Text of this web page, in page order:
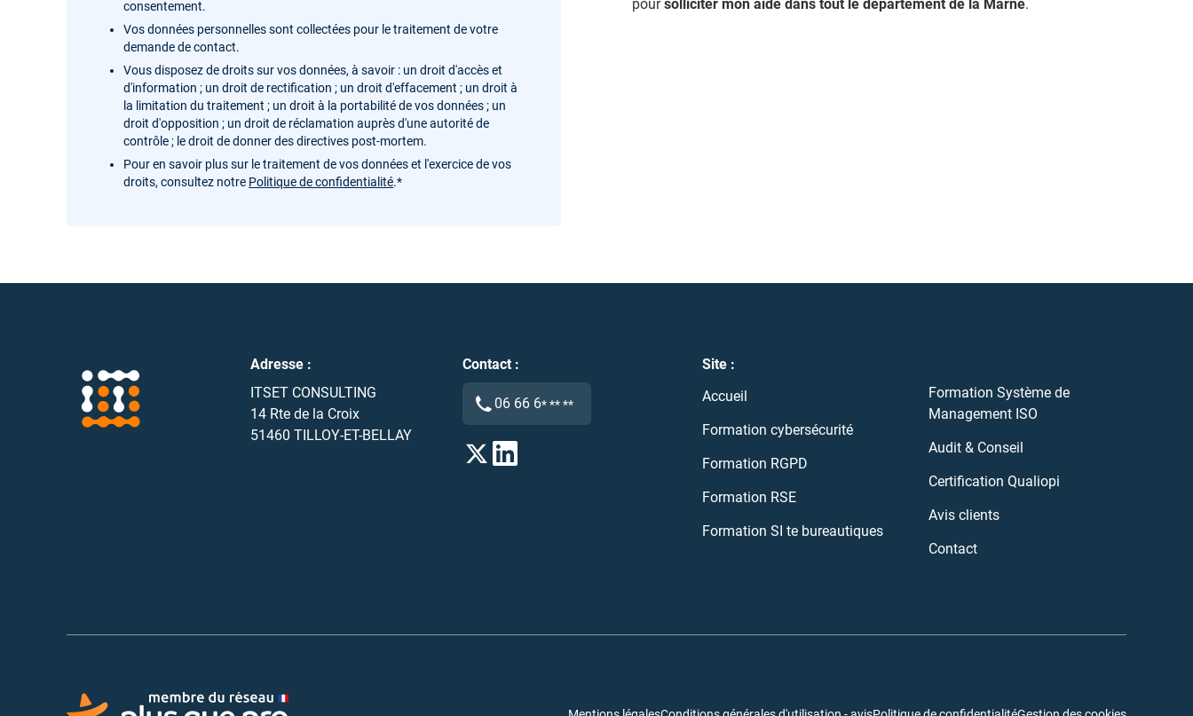
consentement.
Vos données personnelles sont collectées pour le traitement de votre
demande de contact.
Vous disposez de droits sur vos données, à savoir : un droit d'accès et
d'information ; un droit de rectification ; un droit d'effacement ; un droit à
la limitation du traitement ; un droit à la portabilité de vos données ; un
droit d'opposition ; un droit de réclamation auprès d'une autorité de
contrôle ; le droit de donner des directives post-mortem.
Pour en savoir plus sur le traitement de vos données et l'exercice de vos
droits, consultez notre Politique de confidentialité.*
poursolliciter mon aide dans tout le département de la Marne.
Adresse :
ITSET CONSULTING
14 Rte de la Croix
51460 TILLOY-ET-BELLAY
Contact :
06 66 6* ** **
Site :
Accueil
Formation cybersécurité
Formation RGPD
Formation RSE
Formation SI te bureautiques
Formation Système de
Management ISO
Audit & Conseil
Certification Qualiopi
Avis clients
Contact